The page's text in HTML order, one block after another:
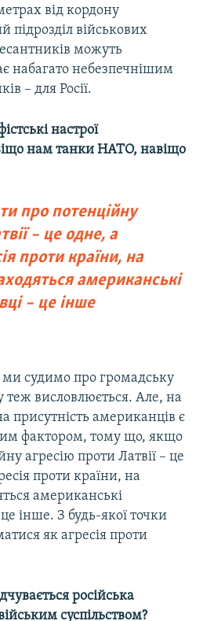
від кордону
підрозділ військових
можуть
набагато небезпечнішим
– для Росії.
настрої
нам танки НАТО, навіщо
про потенційну
– це одне, а
проти країни, на
американські
– це інше
ми судимо про громадську
теж висловлюється. Але, на
присутність американців є
фактором, тому що, якщо
агресію проти Латвії – це
проти країни, на
американські
інше. З будь-якої точки
як агресія проти
російська
суспільством?